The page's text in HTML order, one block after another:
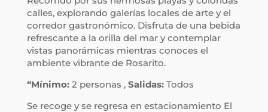
calles, explorando galerías locales de arte y el
corredor gastronómico. Disfruta de una bebida
refrescante a la orilla del mar y contemplar
vistas panorámicas mientras conoces el
ambiente vibrante de Rosarito.
“Mínimo:2 personas , Salidas:Todos
Se recoge y se regresa en estacionamiento El